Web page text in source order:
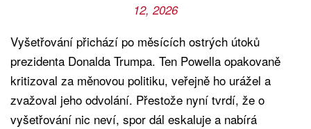
12, 2026
Vyšetřování přichází po měsících ostrých útoků
prezidenta Donalda Trumpa. Ten Powella opakovaně
kritizoval za měnovou politiku, veřejně ho urážel a
zvažoval jeho odvolání. Přestože nyní tvrdí, že o
vyšetřování nic neví, spor dál eskaluje a nabírá